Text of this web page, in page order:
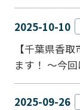
2025-10-10
【千葉県香
ます！ ～今
2025-09-26